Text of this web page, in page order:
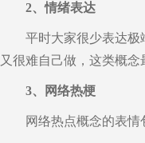
2、情绪表达
平时大家很少表达极
又很难自己做，这类概念
3、网络热梗
网络热点概念的表